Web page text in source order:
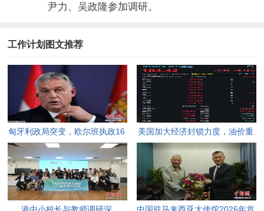
尹力、吴政隆参加调研。
工作计划图文推荐
匈牙利政局突变，欧尔班执政16
年终结。
美国加大经济封锁力度，油价重
返100美元高点，黄金价格急
跌，日韩主要股指开盘走低。